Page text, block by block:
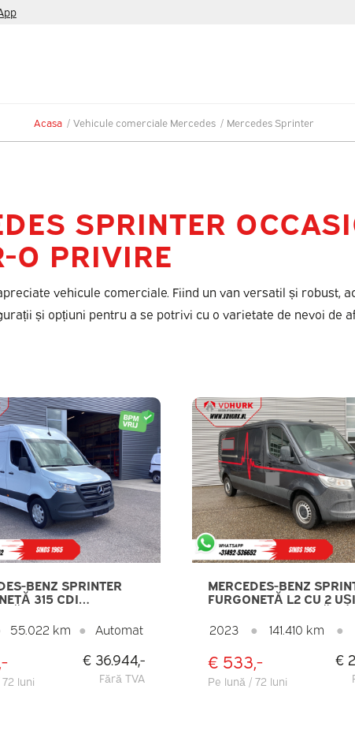
Acasa / Vehicule comerciale Mercedes / Mercedes Sprinter
SPRINTER
O PRIVIRE
vehicule comerciale. Fiind un van versatil și robust,
și opțiuni pentru a se potrivi cu o varietate de nevoi de
BENZ SPRINTER
315 CDI
ÎNCĂLZIRE
CARPLAY/ UȘI CU
LA 270°/
CAMERĂ/ PDC/
DAB
55.022 km ● Automat
luni
€ 36.944,-
Fără TVA
MERCEDES-BENZ
FURGONETĂ L2 CU 2 UȘI
CARPLAY / AER
SISTEM DE NAVIGAȚIE /
SENZORI DE PARCARE /
CÂRLIG DE REMORCARE
2023 ● 141.410 km ●
€ 533,-
Pe lună / 72 luni
€